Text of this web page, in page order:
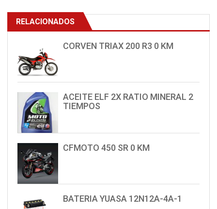
RELACIONADOS
CORVEN TRIAX 200 R3 0 KM
ACEITE ELF 2X RATIO MINERAL 2
TIEMPOS
CFMOTO 450 SR 0 KM
BATERIA YUASA 12N12A-4A-1